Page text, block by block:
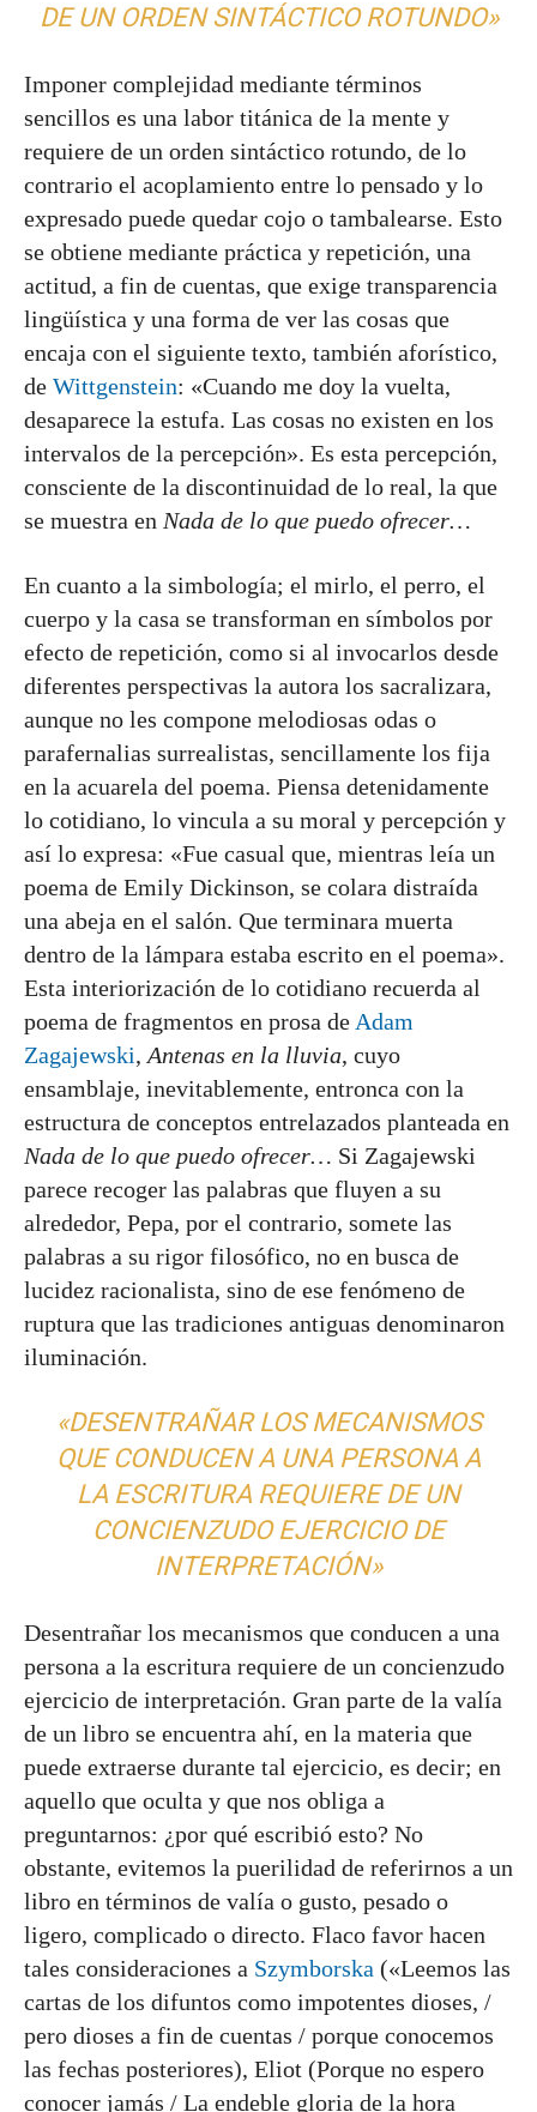
DE UN ORDEN SINTÁCTICO ROTUNDO»
Imponer complejidad mediante términos
sencillos es una labor titánica de la mente y
requiere de un orden sintáctico rotundo, de lo
contrario el acoplamiento entre lo pensado y lo
expresado puede quedar cojo o tambalearse. Esto
se obtiene mediante práctica y repetición, una
actitud, a fin de cuentas, que exige transparencia
lingüística y una forma de ver las cosas que
encaja con el siguiente texto, también aforístico,
de Wittgenstein: «Cuando me doy la vuelta,
desaparece la estufa. Las cosas no existen en los
intervalos de la percepción». Es esta percepción,
consciente de la discontinuidad de lo real, la que
se muestra en Nada de lo que puedo ofrecer…
En cuanto a la simbología; el mirlo, el perro, el
cuerpo y la casa se transforman en símbolos por
efecto de repetición, como si al invocarlos desde
diferentes perspectivas la autora los sacralizara,
aunque no les compone melodiosas odas o
parafernalias surrealistas, sencillamente los fija
en la acuarela del poema. Piensa detenidamente
lo cotidiano, lo vincula a su moral y percepción y
así lo expresa: «Fue casual que, mientras leía un
poema de Emily Dickinson, se colara distraída
una abeja en el salón. Que terminara muerta
dentro de la lámpara estaba escrito en el poema».
Esta interiorización de lo cotidiano recuerda al
poema de fragmentos en prosa de Adam
Zagajewski, Antenas en la lluvia, cuyo
ensamblaje, inevitablemente, entronca con la
estructura de conceptos entrelazados planteada en
Nada de lo que puedo ofrecer… Si Zagajewski
parece recoger las palabras que fluyen a su
alrededor, Pepa, por el contrario, somete las
palabras a su rigor filosófico, no en busca de
lucidez racionalista, sino de ese fenómeno de
ruptura que las tradiciones antiguas denominaron
iluminación.
«DESENTRAÑAR LOS MECANISMOS
QUE CONDUCEN A UNA PERSONA A
LA ESCRITURA REQUIERE DE UN
CONCIENZUDO EJERCICIO DE
INTERPRETACIÓN»
Desentrañar los mecanismos que conducen a una
persona a la escritura requiere de un concienzudo
ejercicio de interpretación. Gran parte de la valía
de un libro se encuentra ahí, en la materia que
puede extraerse durante tal ejercicio, es decir; en
aquello que oculta y que nos obliga a
preguntarnos: ¿por qué escribió esto? No
obstante, evitemos la puerilidad de referirnos a un
libro en términos de valía o gusto, pesado o
ligero, complicado o directo. Flaco favor hacen
tales consideraciones a Szymborska («Leemos las
cartas de los difuntos como impotentes dioses, /
pero dioses a fin de cuentas / porque conocemos
las fechas posteriores), Eliot (Porque no espero
conocer jamás / La endeble gloria de la hora